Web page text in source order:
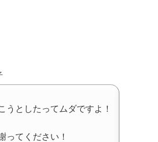
うとしたってムダですよ！
ってください！